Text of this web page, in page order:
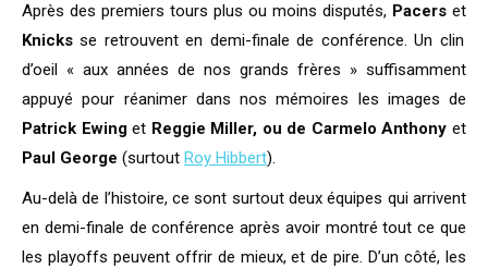
Après des premiers tours plus ou moins disputés, Pacers et
Knicks se retrouvent en demi-finale de conférence. Un clin
d’oeil « aux années de nos grands frères » suffisamment
appuyé pour réanimer dans nos mémoires les images de
Patrick Ewinget Reggie Miller, ou de Carmelo Anthonyet
Paul George (surtout Roy Hibbert).
Au-delà de l’histoire, ce sont surtout deux équipes qui arrivent
en demi-finale de conférence après avoir montré tout ce que
les playoffs peuvent offrir de mieux, et de pire. D’un côté, les